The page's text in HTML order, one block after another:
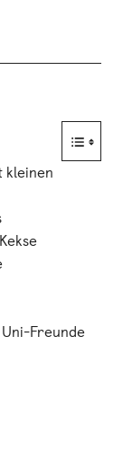
kleinen
Freunde